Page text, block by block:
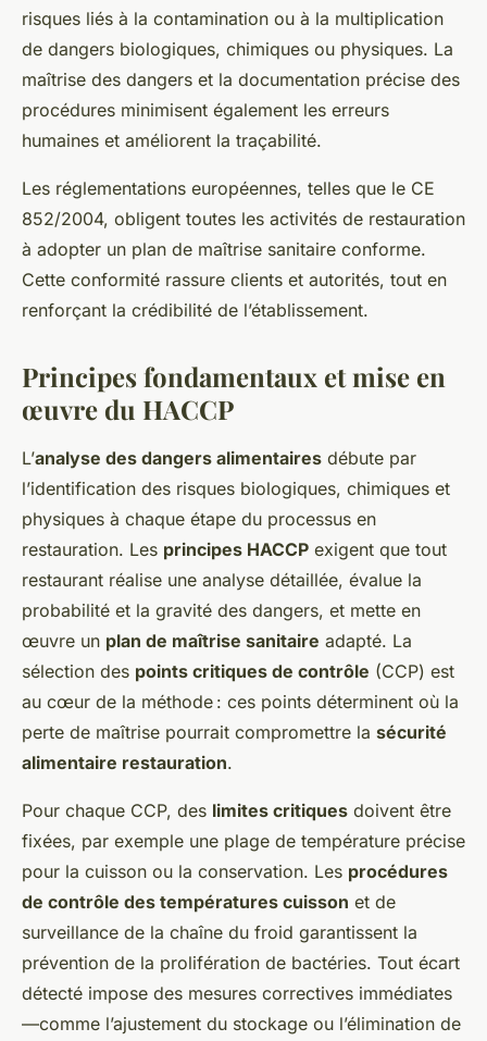
risques liés à la contamination ou à la multiplication
de dangers biologiques, chimiques ou physiques. La
maîtrise des dangers et la documentation précise des
procédures minimisent également les erreurs
humaines et améliorent la traçabilité.
Les réglementations européennes, telles que le CE
852/2004, obligent toutes les activités de restauration
à adopter un plan de maîtrise sanitaire conforme.
Cette conformité rassure clients et autorités, tout en
renforçant la crédibilité de l’établissement.
Principes fondamentaux et mise en
œuvre du HACCP
L’analyse des dangers alimentaires débute par
l’identification des risques biologiques, chimiques et
physiques à chaque étape du processus en
restauration. Les principes HACCP exigent que tout
restaurant réalise une analyse détaillée, évalue la
probabilité et la gravité des dangers, et mette en
œuvre un plan de maîtrise sanitaire adapté. La
sélection des points critiques de contrôle (CCP) est
au cœur de la méthode : ces points déterminent où la
perte de maîtrise pourrait compromettre la sécurité
alimentaire restauration.
Pour chaque CCP, des limites critiques doivent être
fixées, par exemple une plage de température précise
pour la cuisson ou la conservation. Les procédures
de contrôle des températures cuisson et de
surveillance de la chaîne du froid garantissent la
prévention de la prolifération de bactéries. Tout écart
détecté impose des mesures correctives immédiates
—comme l’ajustement du stockage ou l’élimination de